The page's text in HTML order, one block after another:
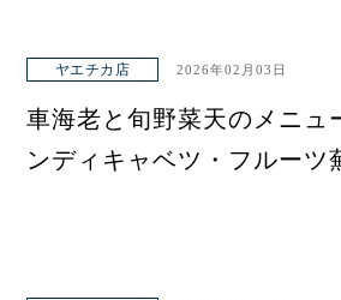
ヤエチカ店 2026年02月03日
車海老と旬野菜天のメニュ
ンディキャベツ・フルーツ